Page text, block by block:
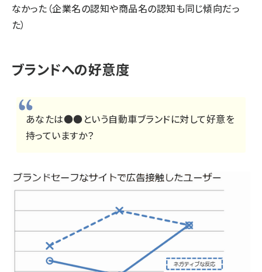
なかった（企業名の認知や商品名の認知も同じ傾向だっ
た）
ブランドへの好意度
あなたは●●という自動車ブランドに対して好意を
持っていますか？